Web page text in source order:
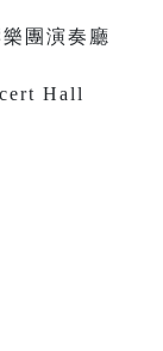
團演奏廳
Hall